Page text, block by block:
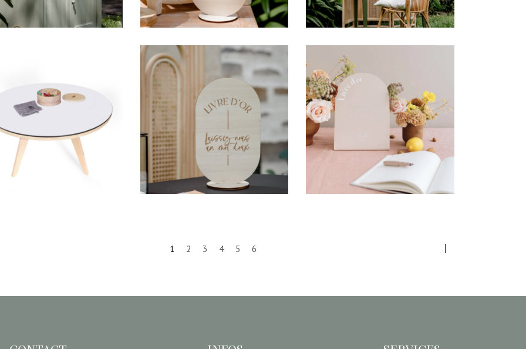
dessin enfant
Panneau Valentin
« Livre d’or, laissez-
nous un mot doux »
6,00€
Panneau Valentine
« Livre d’or »
€
1 2 3 4 5 6